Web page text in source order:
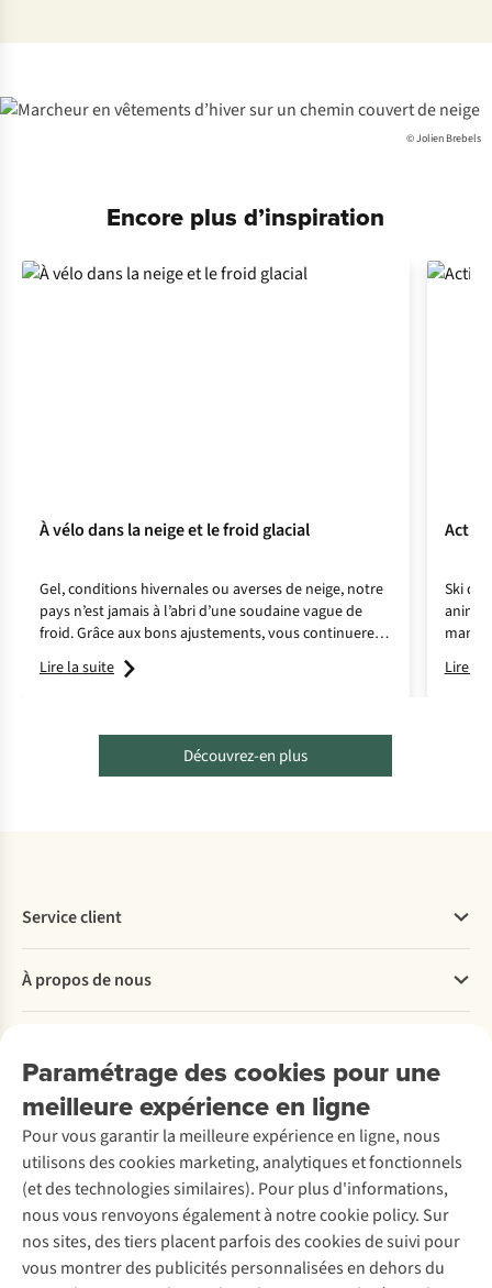
© Jolien Brebels
Encore plus d’inspiration
À vélo dans la neige et le froid glacial
Gel, conditions hivernales ou averses de neige, notre
pays n’est jamais à l’abri d’une soudaine vague de
froid. Grâce aux bons ajustements, vous continuerez
à rouler en toutes circonstances. Il neige ? Et alors ?
En route !
Lire la suite
Ski de
pays
Lire la
Découvrez-en plus
Paramétrage des cookies pour une
meilleure expérience en ligne
Pour vous garantir la meilleure expérience en ligne, nous
utilisons des cookies marketing, analytiques et fonctionnels
(et des technologies similaires). Pour plus d'informations,
nous vous renvoyons également à notre cookie policy. Sur
nos sites, des tiers placent parfois des cookies de suivi pour
vous montrer des publicités personnalisées en dehors du
Service client
Commander
Payer
Retourner
Rétractation d'une commande
Entretien & réparations
Garantie
Contactez-nous
À propos de nous
Entreprise responsable
À propos d’Ayacucho
Nos magasins
À propos d’A.S.Adventure
Déclaration d'accessibilité
Location / Location sports d’hiver
Seconde-main
Entretien de ski
Service de lavage
Entretien de chaussures
Réparation de chaussures
Réparation de vêtements
Retouches
Découvrez
A.S.Magazine
Explore Camp
Expertise & conseils
Abonnez-vous à la newsletter